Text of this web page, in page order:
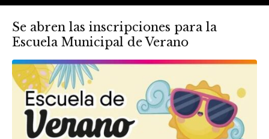
Se abren las inscripciones para la
Escuela Municipal de Verano